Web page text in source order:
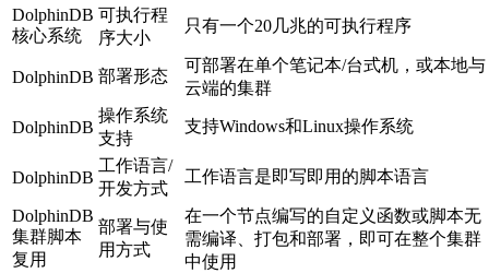
DolphinDB
核心系统
可执行程
序大小
只有一个20几兆的可执行程序
DolphinDB 部署形态
可部署在单个笔记本/台式机，或本地与
云端的集群
DolphinDB
操作系统
支持
支持Windows和Linux操作系统
DolphinDB
工作语言/
开发方式
工作语言是即写即用的脚本语言
DolphinDB
集群脚本
复用
部署与使
用方式
在一个节点编写的自定义函数或脚本无
需编译、打包和部署，即可在整个集群
中使用